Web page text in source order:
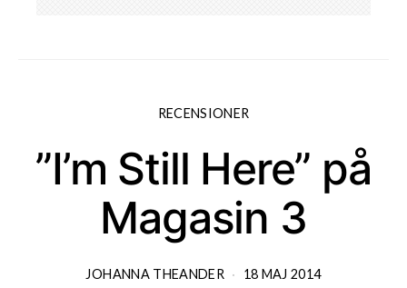
RECENSIONER
”I’m Still Here” på
Magasin 3
JOHANNA THEANDER 18 MAJ 2014